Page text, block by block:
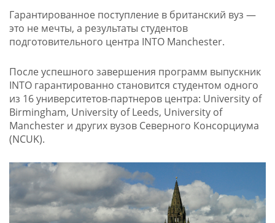
Гарантированное поступление в британский вуз —
это не мечты, а результаты студентов
подготовительного центра INTO Manchester.
После успешного завершения программ выпускник
INTO гарантированно становится студентом одного
из 16 университетов-партнеров центра: University of
Birmingham, University of Leeds, University of
Manchester и других вузов Северного Консорциума
(NCUK).